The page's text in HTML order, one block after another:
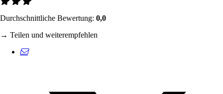
Durchschnittliche Bewertung: 0,0
→ Teilen und weiterempfehlen